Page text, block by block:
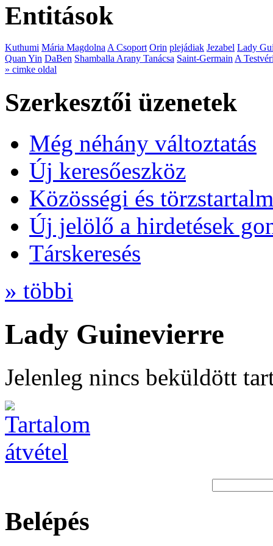
Entitások
Kuthumi Mária MagdolnaA Csoport Orin plejádiak Jezabel Lady
Quan Yin DaBen Shamballa Arany Tanácsa Saint-GermainA
» cimke oldal
Szerkesztői üzenetek
Még néhány változtatás
Új keresőeszköz
Közösségi és
Új jelölő a hirdetések
Társkeresés
» többi
Lady Guinevierre
Jelenleg nincs beküldött
Belépés